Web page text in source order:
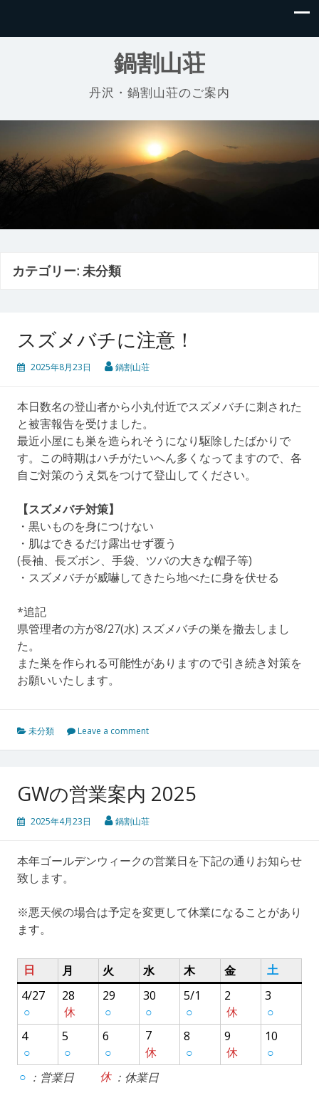
鍋割山荘
丹沢・鍋割山荘のご案内
カテゴリー: 未分類
スズメバチに注意！
2025年8月23日 鍋割山荘
本日数名の登山者から小丸付近でスズメバチに刺された
と被害報告を受けました。
最近小屋にも巣を造られそうになり駆除したばかりで
す。この時期はハチがたいへん多くなってますので、各
自ご対策のうえ気をつけて登山してください。
【スズメバチ対策】
・黒いものを身につけない
・肌はできるだけ露出せず覆う
(長袖、長ズボン、手袋、ツバの大きな帽子等)
・スズメバチが威嚇してきたら地べたに身を伏せる
*追記
県管理者の方が8/27(水) スズメバチの巣を撤去しまし
た。
また巣を作られる可能性がありますので引き続き対策を
お願いいたします。
未分類 Leave a comment
GWの営業案内 2025
2025年4月23日 鍋割山荘
本年ゴールデンウィークの営業日を下記の通りお知らせ
致します。
※悪天候の場合は予定を変更して休業になることがあり
ます。
日 月 火 水 木 金
土
4/27
○
28
休
29
○
30
○
5/1
○
2
休
3
○
4
○
5
○
6
○
7
休
8
○
9
休
10
○
○ ：営業日 休 ：休業日